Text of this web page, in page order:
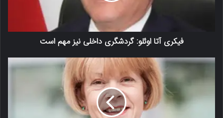
فیکری آتا اوئلو: گردشگری داخلی نیز مهم است